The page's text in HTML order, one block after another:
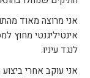
אני מרוצה מאוד
אינטיליגנטי מחוץ
לנגד עיניו.
אני עוקב אחרי